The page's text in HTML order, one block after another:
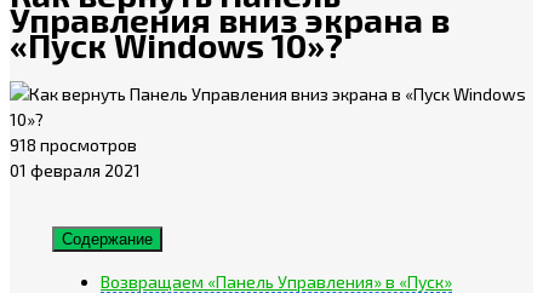
Управления вниз экрана в
«Пуск Windows 10»?
918 просмотров
01 февраля 2021
Содержание
Возвращаем «Панель Управления» в «Пуск»